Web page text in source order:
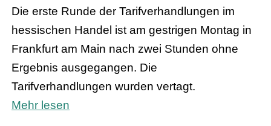
Die erste Runde der Tarifverhandlungen im
hessischen Handel ist am gestrigen Montag in
Frankfurt am Main nach zwei Stunden ohne
Ergebnis ausgegangen. Die
Tarifverhandlungen wurden vertagt.
Mehr lesen